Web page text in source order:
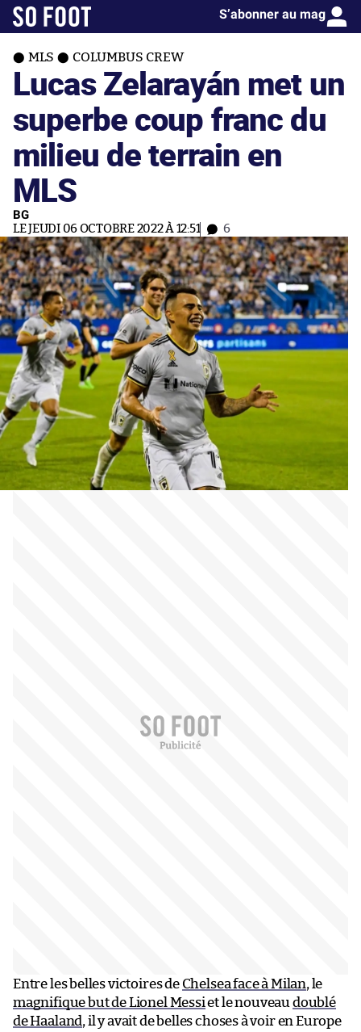
S’abonner au mag
MLS COLUMBUS CREW
Lucas Zelarayán met un
superbe coup franc du
milieu de terrain en
MLS
BG
LE JEUDI 06 OCTOBRE 2022 À 12:51 6
Entre les belles victoires de Chelsea face à Milan, le
magnifique but de Lionel Messiet le nouveaudoublé
de Haaland, il y avait de belles choses à voir en Europe